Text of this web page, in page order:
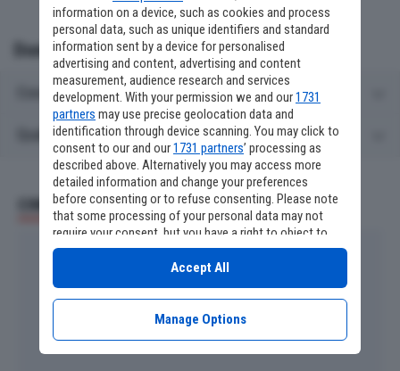
Domande frequenti
Cosa c'è stasera in TV su Giallo?
Quali serie TV ci sono stasera in TV su Giallo?
CINEMA E SERIE TV
information on a device, such as cookies and process
personal data, such as unique identifiers and standard
information sent by a device for personalised
advertising and content, advertising and content
measurement, audience research and services
development. With your permission we and our1731
partners may use precise geolocation data and
identification through device scanning. You may click to
consent to our and our1731 partners’ processing as
described above. Alternatively you may access more
detailed information and change your preferences
before consenting or to refuse consenting. Please note
that some processing of your personal data may not
require your consent, but you have a right to object to
such processing. Your preferences will apply to this
website only. You can change your preferences or
withdraw your consent at any time by returning to this
site and clicking theprivacy policybutton at the bottom
Manage Options
Accept All